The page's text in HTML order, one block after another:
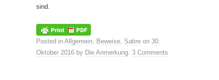
sind.
Posted in Allgemein Beweise Satire on 30.
Oktober 2016 by Die Anmerkung 3 Comments